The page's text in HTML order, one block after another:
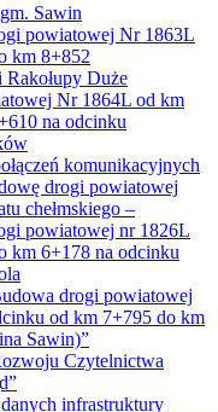
gruntów obrębu
powiat
lubelskie”
gruntów obrębu
Chełm, powiat
lubelskie”
gruntów obrębu
gmina Chełm, powiat
lubelskie”
gruntów obrębu
Białopole, powiat
lubelskie”
gruntów obrębu
Wojsławice, powiat
lubelskie”
publicznych-
gmin